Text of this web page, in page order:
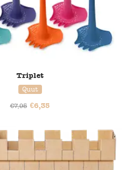
Triplet
Quut
€7,95 €6,35